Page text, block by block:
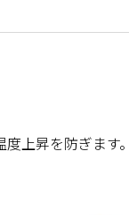
上昇を防ぎます